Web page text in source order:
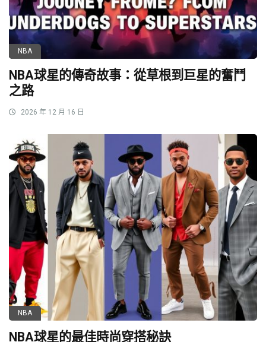
NBA
NBA球星的傳奇故事：從草根到巨星的奮鬥
之路
2026 年 12 月 16 日
NBA
NBA球星的最佳時尚穿搭秘訣